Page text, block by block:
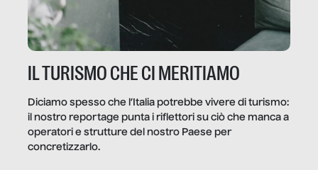
IL TURISMO CHE CI MERITIAMO
Diciamo spesso che l’Italia potrebbe vivere di turismo:
il nostro reportage punta i riflettori su ciò che manca a
operatori e strutture del nostro Paese per
concretizzarlo.